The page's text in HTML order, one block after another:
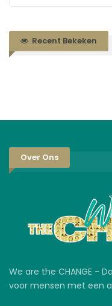
Recent Bekeken
Over Ons
We are the CHANGE -
voor mensen met een